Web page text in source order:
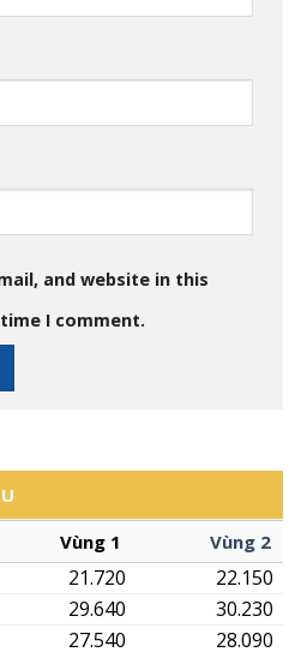
Vùng 1 Vùng 2
22.150
21.720
30.230
29.640
28.090
27.540
and website in this
I comment.